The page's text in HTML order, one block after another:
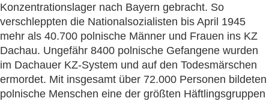
Konzentrationslager nach Bayern gebracht. So
verschleppten die Nationalsozialisten bis April 1945
mehr als 40.700 polnische Männer und Frauen ins KZ
Dachau. Ungefähr 8400 polnische Gefangene wurden
im Dachauer KZ-System und auf den Todesmärschen
ermordet. Mit insgesamt über 72.000 Personen bildeten
polnische Menschen eine der größten Häftlingsgruppen